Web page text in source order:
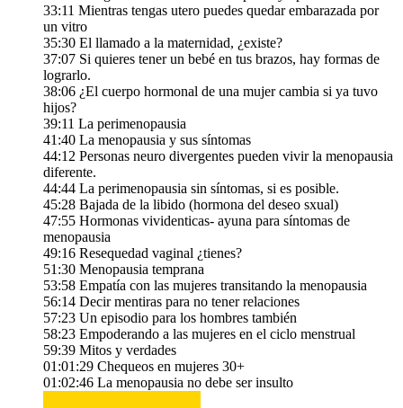
33:11 Mientras tengas utero puedes quedar embarazada por
un vitro
35:30 El llamado a la maternidad, ¿existe?
37:07 Si quieres tener un bebé en tus brazos, hay formas de
lograrlo.
38:06 ¿El cuerpo hormonal de una mujer cambia si ya tuvo
hijos?
39:11 La perimenopausia
41:40 La menopausia y sus síntomas
44:12 Personas neuro divergentes pueden vivir la menopausia
diferente.
44:44 La perimenopausia sin síntomas, si es posible.
45:28 Bajada de la libido (hormona del deseo sxual)
47:55 Hormonas vividenticas- ayuna para síntomas de
menopausia
49:16 Resequedad vaginal ¿tienes?
51:30 Menopausia temprana
53:58 Empatía con las mujeres transitando la menopausia
56:14 Decir mentiras para no tener relaciones
57:23 Un episodio para los hombres también
58:23 Empoderando a las mujeres en el ciclo menstrual
59:39 Mitos y verdades
01:01:29 Chequeos en mujeres 30+
01:02:46 La menopausia no debe ser insulto